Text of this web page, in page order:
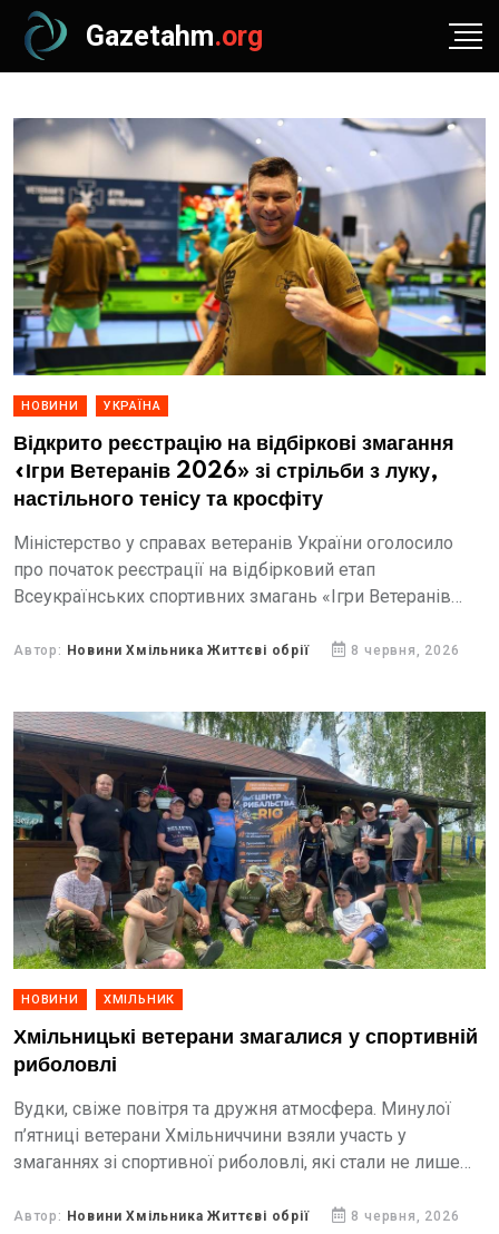
Gazetahm.org
НОВИНИ УКРАЇНА
Відкрито реєстрацію на відбіркові змагання
«Ігри Ветеранів 2026» зі стрільби з луку,
настільного тенісу та кросфіту
Міністерство у справах ветеранів України оголосило
про початок реєстрації на відбірковий етап
Всеукраїнських спортивних змагань «Ігри Ветеранів
настільному тенісі та кросфіті.
Автор: Новини Хмільника Життєві обрії 8 червня, 2026
НОВИНИ ХМІЛЬНИК
Хмільницькі ветерани змагалися у спортивній
риболовлі
Вудки, свіже повітря та дружня атмосфера. Минулої
п’ятниці ветерани Хмільниччини взяли участь у
змаганнях зі спортивної риболовлі, які стали не лише
спілкування та відпочинку.
Автор: Новини Хмільника Життєві обрії 8 червня, 2026